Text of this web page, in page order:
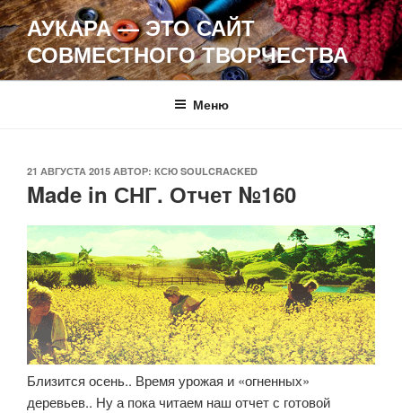
Перейти
к
содержимому
АУКАРА — ЭТО САЙТ
СОВМЕСТНОГО ТВОРЧЕСТВА
Меню
ОПУБЛИКОВАНО
21 АВГУСТА 2015 АВТОР: КСЮ SOULCRACKED
Made in СНГ. Отчет №160
Близится осень.. Время урожая и «огненных»
деревьев.. Ну а пока читаем наш отчет с готовой